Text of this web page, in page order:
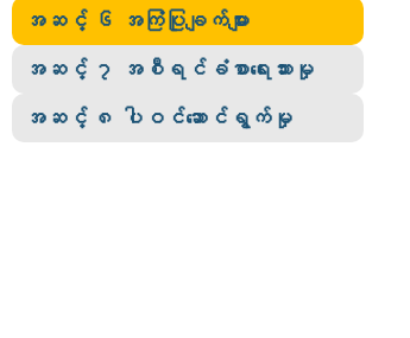
အဆင့် ၆ အကြံပြုချက်များ
အဆင့် ၇ အစီရင်ခံစာရေးသားမှု
အဆင့် ၈ ပါဝင်ဆောင်ရွက်မှု
အဆင့် ၇ အစီရင်ခံစာရေးသားမှု
အဆင့် ၈ ပါဝင်ဆောင်ရွက်မှု